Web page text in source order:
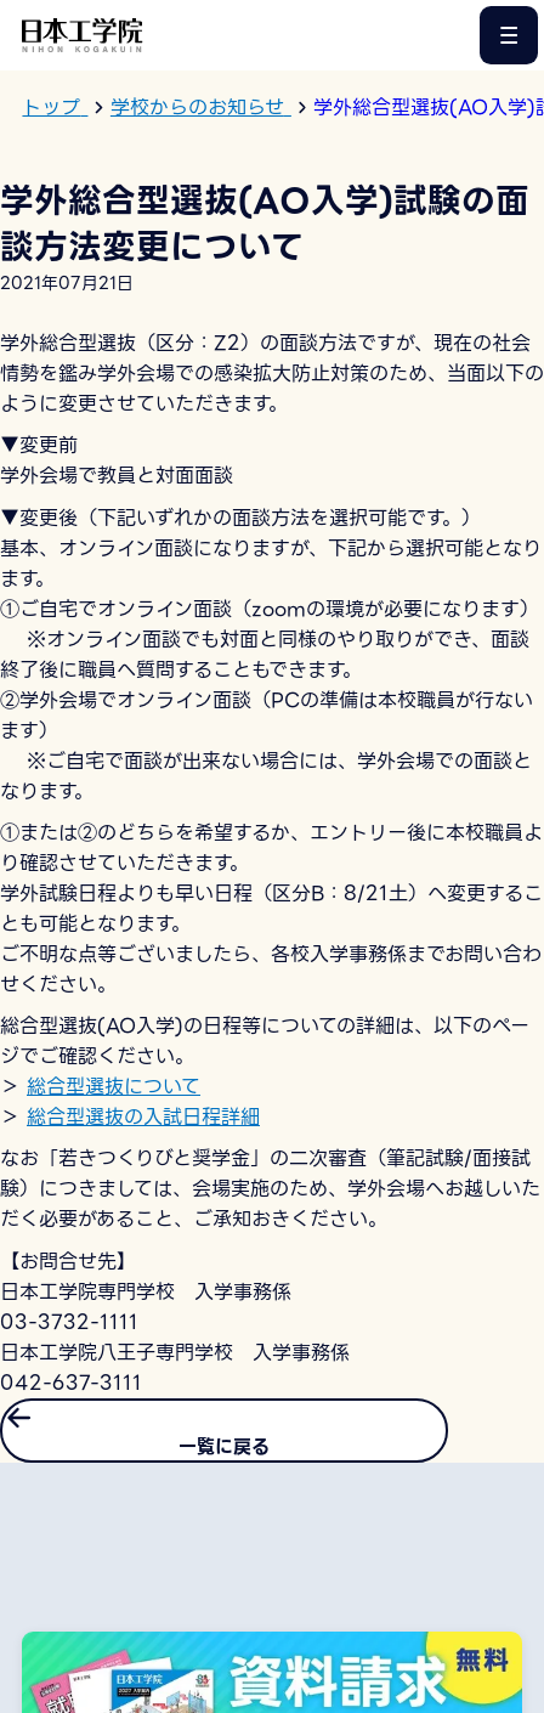
トップ 学校からのお知らせ 学外総合型選抜(AO入学)
学外総合型選抜(AO入学)試験の面
談方法変更について
2021年07月21日
学外総合型選抜（区分：Z2）の面談方法ですが、現在の社会
情勢を鑑み学外会場での感染拡大防止対策のため、当面以下の
ように変更させていただきます。
▼変更前
学外会場で教員と対面面談
▼変更後（下記いずれかの面談方法を選択可能です。）
基本、オンライン面談になりますが、下記から選択可能となり
ます。
①ご自宅でオンライン面談（zoomの環境が必要になります）
※オンライン面談でも対面と同様のやり取りができ、面談
終了後に職員へ質問することもできます。
②学外会場でオンライン面談（PCの準備は本校職員が行ない
ます）
※ご自宅で面談が出来ない場合には、学外会場での面談と
なります。
①または②のどちらを希望するか、エントリー後に本校職員よ
り確認させていただきます。
学外試験日程よりも早い日程（区分B：8/21土）へ変更するこ
とも可能となります。
ご不明な点等ございましたら、各校入学事務係までお問い合わ
せください。
総合型選抜(AO入学)の日程等についての詳細は、以下のペー
ジでご確認ください。
＞ 総合型選抜について
＞ 総合型選抜の入試日程詳細
なお「若きつくりびと奨学金」の二次審査（筆記試験/面接試
験）につきましては、会場実施のため、学外会場へお越しいた
だく必要があること、ご承知おきください。
【お問合せ先】
日本工学院専門学校 入学事務係
03-3732-1111
日本工学院八王子専門学校 入学事務係
042-637-3111
一覧に戻る